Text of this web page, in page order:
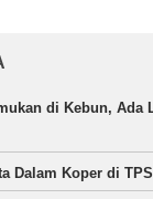
di Kebun, Ada
Dalam Koper di TPS